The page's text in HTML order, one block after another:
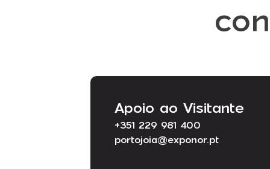
Apoio ao Visitante
+351 229 981 400
portojoia@exponor.pt